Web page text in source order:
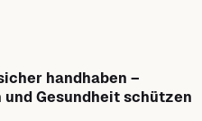
handhaben –
Gesundheit schützen